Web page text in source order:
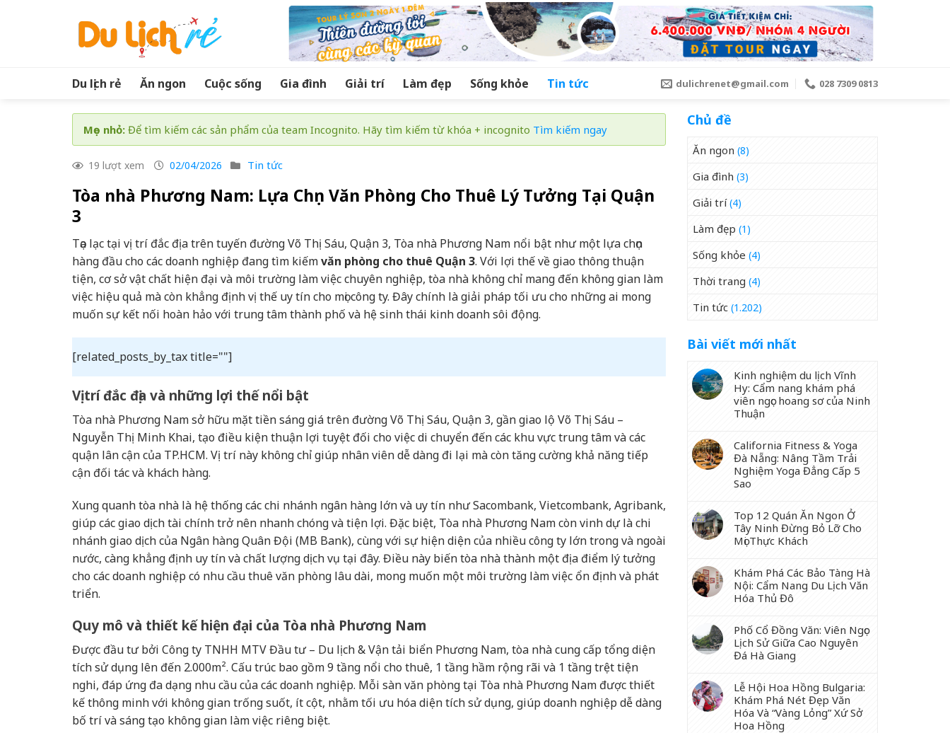
Du lịch rẻ Ăn ngon Cuộc sống Gia đình Giải trí Làm đẹp Sống khỏe Tin tức dulichrenet@gmail.com 028 7309 0813
Mẹo nhỏ: Để tìm kiếm các sản phẩm của team Incognito. Hãy tìm kiếm từ khóa + incognito Tìm kiếm ngay
19 lượt xem 02/04/2026 Tin tức
Tòa nhà Phương Nam: Lựa Chọn Văn Phòng Cho Thuê Lý Tưởng Tại Quận
3
Tọa lạc tại vị trí đắc địa trên tuyến đường Võ Thị Sáu, Quận 3, Tòa nhà Phương Nam nổi bật như một lựa chọn
hàng đầu cho các doanh nghiệp đang tìm kiếmvăn phòng cho thuê Quận 3. Với lợi thế về giao thông thuận
tiện, cơ sở vật chất hiện đại và môi trường làm việc chuyên nghiệp, tòa nhà không chỉ mang đến không gian làm
việc hiệu quả mà còn khẳng định vị thế uy tín cho mọi công ty. Đây chính là giải pháp tối ưu cho những ai mong
muốn sự kết nối hoàn hảo với trung tâm thành phố và hệ sinh thái kinh doanh sôi động.
[related_posts_by_tax title=""]
Vị trí đắc địa và những lợi thế nổi bật
Tòa nhà Phương Nam sở hữu mặt tiền sáng giá trên đường Võ Thị Sáu, Quận 3, gần giao lộ Võ Thị Sáu –
Nguyễn Thị Minh Khai, tạo điều kiện thuận lợi tuyệt đối cho việc di chuyển đến các khu vực trung tâm và các
quận lân cận của TP.HCM. Vị trí này không chỉ giúp nhân viên dễ dàng đi lại mà còn tăng cường khả năng tiếp
cận đối tác và khách hàng.
Xung quanh tòa nhà là hệ thống các chi nhánh ngân hàng lớn và uy tín như Sacombank, Vietcombank, Agribank,
giúp các giao dịch tài chính trở nên nhanh chóng và tiện lợi. Đặc biệt, Tòa nhà Phương Nam còn vinh dự là chi
nhánh giao dịch của Ngân hàng Quân Đội (MB Bank), cùng với sự hiện diện của nhiều công ty lớn trong và ngoài
nước, càng khẳng định uy tín và chất lượng dịch vụ tại đây. Điều này biến tòa nhà thành một địa điểm lý tưởng
cho các doanh nghiệp có nhu cầu thuê văn phòng lâu dài, mong muốn một môi trường làm việc ổn định và phát
triển.
Quy mô và thiết kế hiện đại của Tòa nhà Phương Nam
Được đầu tư bởi Công ty TNHH MTV Đầu tư – Du lịch & Vận tải biển Phương Nam, tòa nhà cung cấp tổng diện
tích sử dụng lên đến 2.000m². Cấu trúc bao gồm 9 tầng nổi cho thuê, 1 tầng hầm rộng rãi và 1 tầng trệt tiện
nghi, đáp ứng đa dạng nhu cầu của các doanh nghiệp. Mỗi sàn văn phòng tại Tòa nhà Phương Nam được thiết
kế thông minh với không gian trống suốt, ít cột, nhằm tối ưu hóa diện tích sử dụng, giúp doanh nghiệp dễ dàng
bố trí và sáng tạo không gian làm việc riêng biệt.
Chủ đề
Ăn ngon (8)
Gia đình (3)
Giải trí(4)
Làm đẹp (1)
Sống khỏe (4)
Thời trang (4)
Tin tức (1.202)
Bài viết mới nhất
Kinh nghiệm du lịch Vĩnh
Hy: Cẩm nang khám phá
viên ngọc hoang sơ của Ninh
Thuận
California Fitness & Yoga
Đà Nẵng: Nâng Tầm Trải
Nghiệm Yoga Đẳng Cấp 5
Sao
Top 12 Quán Ăn Ngon Ở
Tây Ninh Đừng Bỏ Lỡ Cho
Mọi Thực Khách
Khám Phá Các Bảo Tàng Hà
Nội: Cẩm Nang Du Lịch Văn
Hóa Thủ Đô
Phố Cổ Đồng Văn: Viên Ngọc
Lịch Sử Giữa Cao Nguyên
Đá Hà Giang
Lễ Hội Hoa Hồng Bulgaria:
Khám Phá Nét Đẹp Văn
Hóa Và “Vàng Lỏng” Xứ Sở
Hoa Hồng